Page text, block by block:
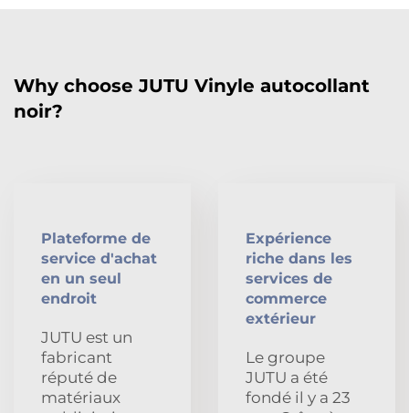
Why choose JUTU Vinyle autocollant
noir?
Plateforme de
service d'achat
en un seul
endroit
JUTU est un
fabricant
réputé de
matériaux
Expérience
riche dans les
services de
commerce
extérieur
Le groupe
JUTU a été
fondé il y a 23